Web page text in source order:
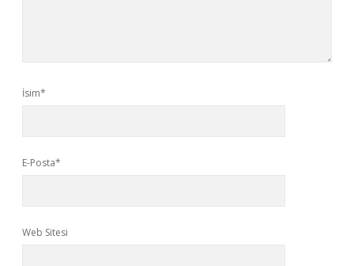
İsim*
E-Posta*
Web Sitesi